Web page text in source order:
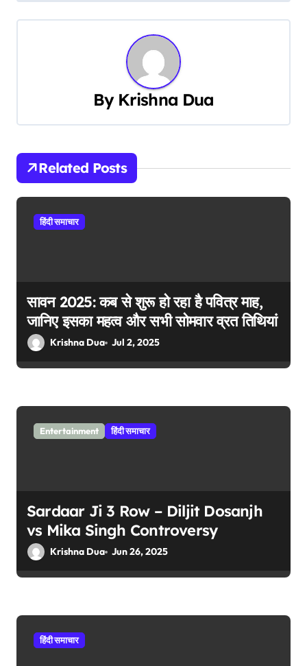
s
v
i
g
o
n
By Krishna Dua
Related Posts
हिंदी समाचार
सावन 2025: कब से शुरू हो रहा है पवित्र माह,
जानिए इसका महत्व और सभी सोमवार व्रत तिथियां
Krishna Dua Jul 2, 2025
Entertainment हिंदी समाचार
Sardaar Ji 3 Row – Diljit Dosanjh
vs Mika Singh Controversy
Krishna Dua Jun 26, 2025
हिंदी समाचार